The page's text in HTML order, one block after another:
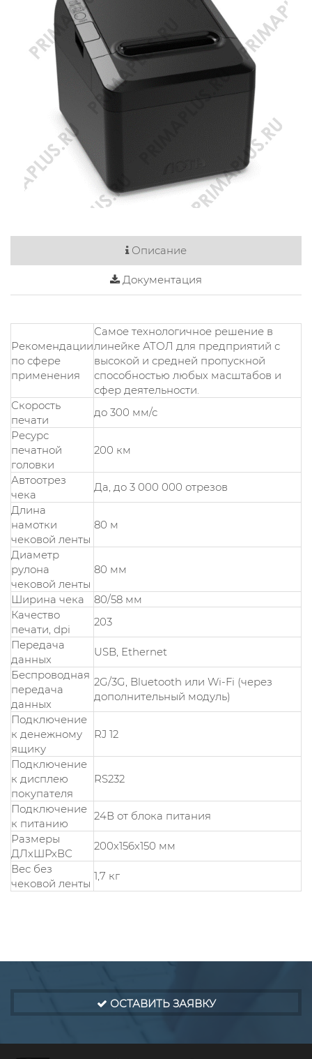
Описание
Документация
Рекомендации
по сфере
применения
Самое технологичное решение в
линейке АТОЛ для предприятий с
высокой и средней пропускной
способностью любых масштабов и
сфер деятельности.
Скорость
печати
до 300 мм/с
Ресурс
печатной
головки
200 км
Автоотрез
чека
Да, до 3 000 000 отрезов
Длина
намотки
чековой ленты
80 м
Диаметр
рулона
чековой ленты
80 мм
Ширина чека
80/58 мм
Качество
печати, dpi
203
Передача
данных
USB, Ethernet
Беспроводная
передача
данных
2G/3G, Bluetooth или Wi-Fi (через
дополнительный модуль)
Подключение
к денежному
ящику
RJ 12
Подключение
к дисплею
покупателя
RS232
Подключение
к питанию
24В от блока питания
Размеры
ДЛхШРхВС
200х156х150 мм
Вес без
чековой ленты
1,7 кг
ОСТАВИТЬ ЗАЯВКУ